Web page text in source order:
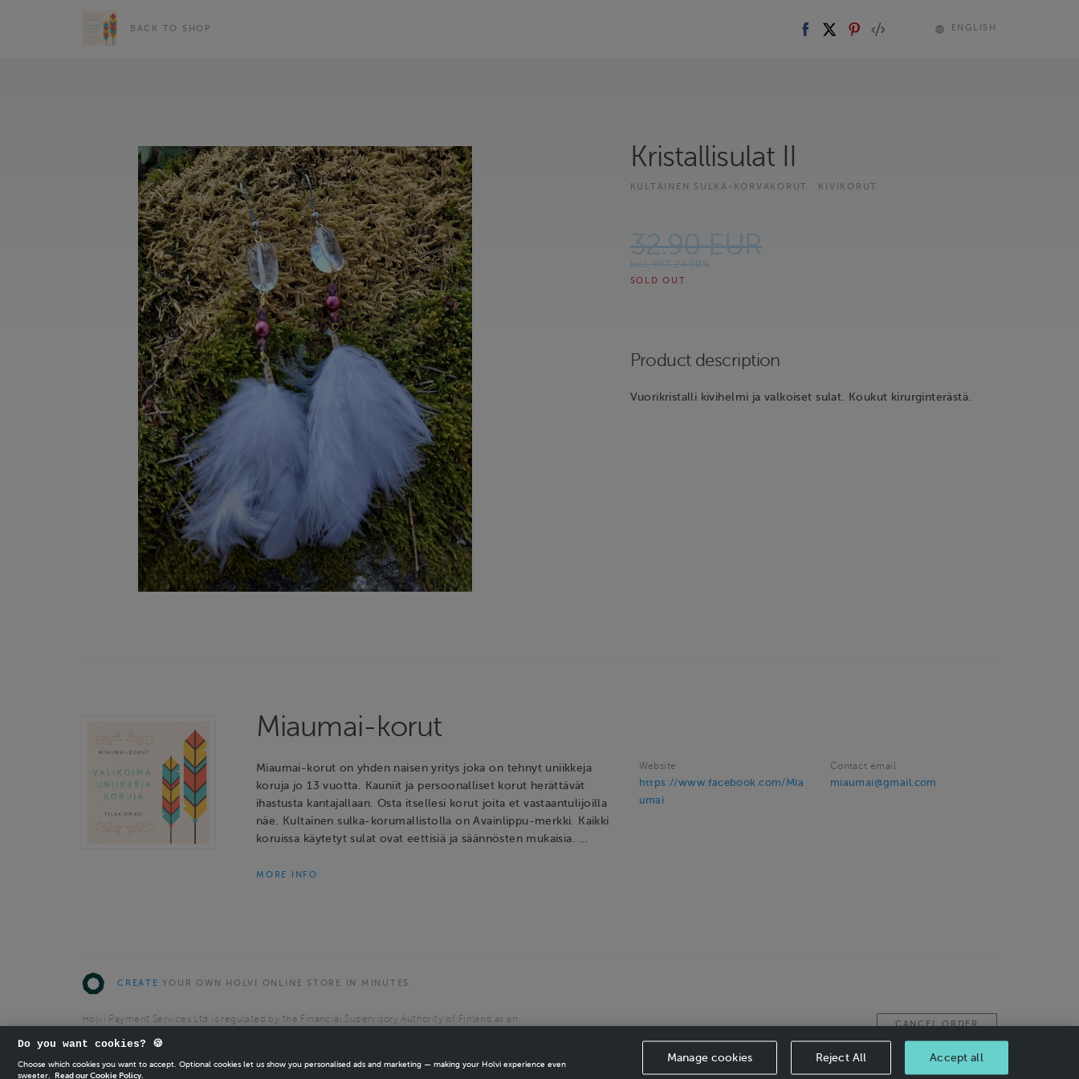
BACK TO SHOP ENGLISH
Kristallisulat II
KULTAINEN SULKA-KORVAKORUT KIVIKORUT
32.90 EUR
Incl. VAT 24.00%
SOLD OUT
Product description
Vuorikristalli kivihelmi ja valkoiset sulat. Koukut kirurginterästä.
Miaumai-korut
Miaumai-korut on yhden naisen yritys joka on tehnyt uniikkeja
koruja jo 13 vuotta. Kauniit ja persoonalliset korut herättävät
ihastusta kantajallaan. Osta itsellesi korut joita et vastaantulijoilla
näe. Kultainen sulka-korumallistolla on Avainlippu-merkki. Kaikki
koruissa käytetyt sulat ovat eettisiä ja säännösten mukaisia. …
MORE INFO
Website
https://www.facebook.com/Mia
umai
Contact email
miaumai@gmail.com
CREATE YOUR OWN HOLVI ONLINE STORE IN MINUTES.
Holvi Payment Services Ltd is regulated by the Financial Supervisory Authority of Finland as an
CANCEL ORDER
Do you want cookies? 🍪
Choose which cookies you want to accept. Optional cookies let us show you personalised ads and marketing — making your Holvi experience even
sweeter.
Read our Cookie Policy.
Manage cookies Reject All Accept all